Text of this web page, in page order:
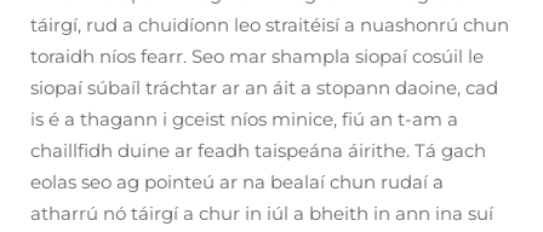
táirgí, rud a chuidíonn leo straitéisí a nuashonrú chun
toraidh níos fearr. Seo mar shampla siopaí cosúil le
siopaí súbaíl tráchtar ar an áit a stopann daoine, cad
is é a thagann i gceist níos minice, fiú an t-am a
chaillfidh duine ar feadh taispeána áirithe. Tá gach
eolas seo ag pointeú ar na bealaí chun rudaí a
atharrú nó táirgí a chur in iúl a bheith in ann ina suí